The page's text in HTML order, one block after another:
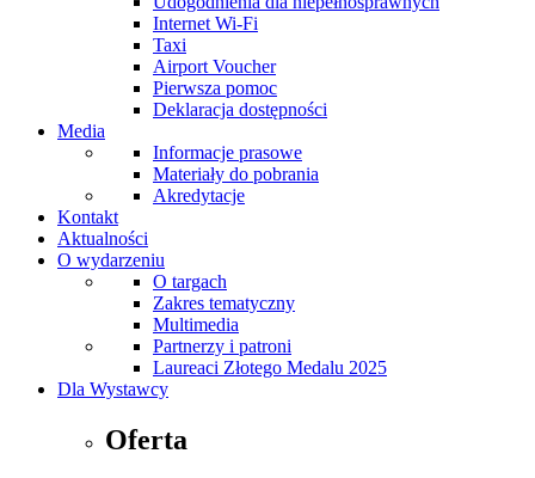
Internet Wi-Fi
Taxi
Airport Voucher
Pierwsza pomoc
Deklaracja dostępności
Media
Informacje prasowe
Materiały do pobrania
Akredytacje
Kontakt
Aktualności
O wydarzeniu
O targach
Zakres tematyczny
Multimedia
Partnerzy i patroni
Laureaci Złotego Medalu 2025
Dla Wystawcy
Oferta